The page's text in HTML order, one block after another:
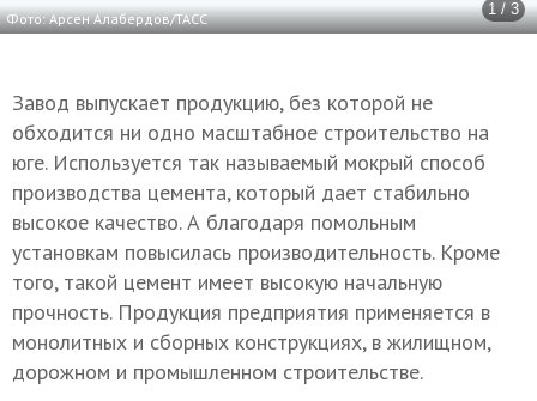
1 / 3
Фото: Арсен Алабердов/ТАСС
Завод выпускает продукцию, без которой не
обходится ни одно масштабное строительство на
юге. Используется так называемый мокрый способ
производства цемента, который дает стабильно
высокое качество. А благодаря помольным
установкам повысилась производительность. Кроме
того, такой цемент имеет высокую начальную
прочность. Продукция предприятия применяется в
монолитных и сборных конструкциях, в жилищном,
дорожном и промышленном строительстве.